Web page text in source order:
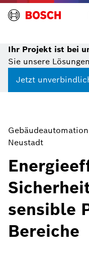
Ihr Projekt ist bei
Sie unsere
Jetzt
Neustadt
sensible
Bereiche